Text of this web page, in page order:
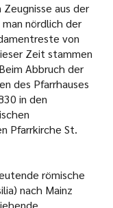
aus der
man nördlich der
von
Zeit stammen
Abbruch der
des Pfarrhauses
in den
Pfarrkirche St.
römische
nach Mainz